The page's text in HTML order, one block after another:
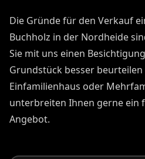
Die Gründe für den Verkauf
Buchholz in der Nordheide
Sie mit uns einen
Grundstück besser beurteilen
Einfamilienhaus oder
unterbreiten Ihnen gerne ein
Angebot.